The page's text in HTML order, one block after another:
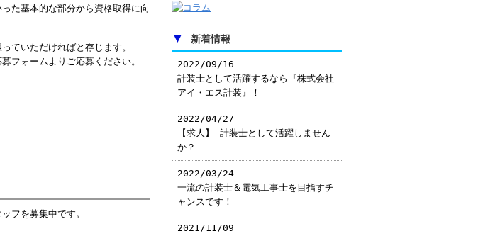
た基本的な部分から資格取得に向
ていただければと存じます。
フォームよりご応募ください。
フを募集中です。
▼ 新着情報
2022/09/16
計装士として活躍するなら『株式会社
アイ・エス計装』！
2022/04/27
【求人】 計装士として活躍しません
か？
2022/03/24
一流の計装士＆電気工事士を目指すチ
ャンスです！
2021/11/09